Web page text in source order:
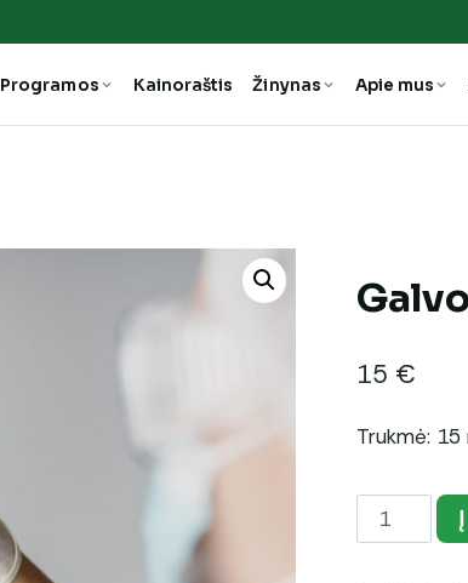
Programos Kainoraštis Žinynas Apie mus
15 €
Trukmė: 15
produkto
kiekis: